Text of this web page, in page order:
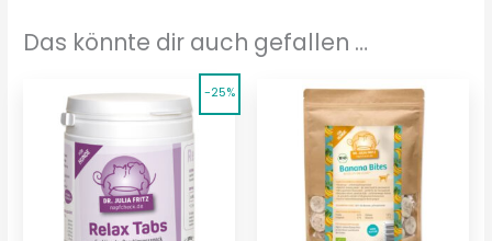
Das könnte dir auch gefallen …
-25%
Ursprünglicher
Preis
war:
56,90 €
Aktueller
Preis
ist:
42,90 €.
Preis
189,67 €
Preis
ist:
143,00 €.